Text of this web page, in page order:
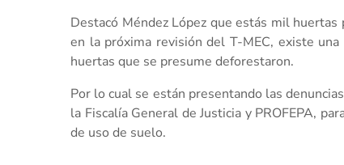
Destacó Méndez López que estás mil
en la próxima revisión del T-MEC, existe
huertas que se presume deforestaron.
Por lo cual se están presentando las
la Fiscalía General de Justicia y PROFEPA,
de uso de suelo.